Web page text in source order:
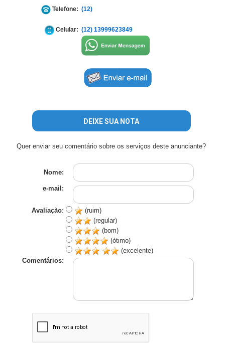
Telefone: (12)
Celular: (12) 13999623849
DEIXE SUA NOTA
Quer enviar seu comentário sobre os serviços deste anunciante?
Nome:
e-mail:
Avaliação:
(ruim)
(regular)
(bom)
(ótimo)
(excelente)
Comentários: